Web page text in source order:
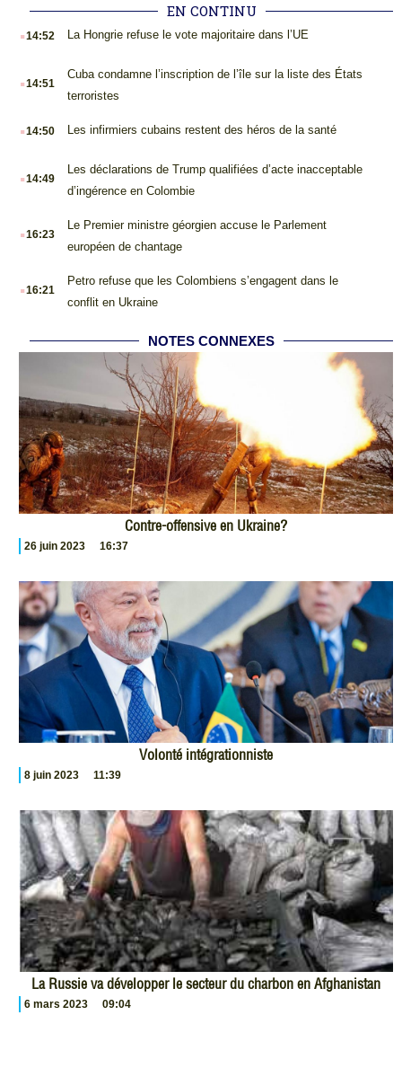
EN CONTINU
.14:52 La Hongrie refuse le vote majoritaire dans l’UE
.14:51
Cuba condamne l’inscription de l’île sur la liste des États
terroristes
.14:50 Les infirmiers cubains restent des héros de la santé
.14:49
Les déclarations de Trump qualifiées d’acte inacceptable
d’ingérence en Colombie
.16:23
Le Premier ministre géorgien accuse le Parlement
européen de chantage
.16:21
Petro refuse que les Colombiens s’engagent dans le
conflit en Ukraine
NOTES CONNEXES
Contre-offensive en Ukraine?
26 juin 2023 16:37
Volonté intégrationniste
8 juin 2023 11:39
La Russie va développer le secteur du charbon en Afghanistan
6 mars 2023 09:04